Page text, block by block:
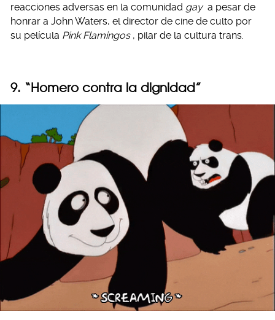
reacciones adversas en la comunidad gay a pesar de
honrar a John Waters, el director de cine de culto por
su película Pink Flamingos , pilar de la cultura trans.
9. “Homero contra la dignidad”